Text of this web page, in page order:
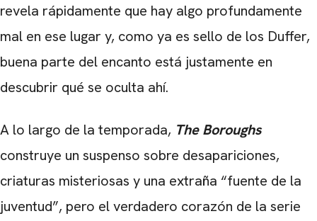
revela rápidamente que hay algo profundamente
mal en ese lugar y, como ya es sello de los Duffer,
buena parte del encanto está justamente en
descubrir qué se oculta ahí.
A lo largo de la temporada, The Boroughs
construye un suspenso sobre desapariciones,
criaturas misteriosas y una extraña “fuente de la
juventud”, pero el verdadero corazón de la serie